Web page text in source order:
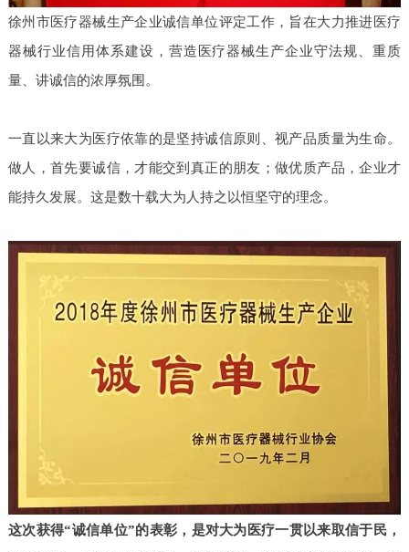
徐州市医疗器械生产企业诚信单位评定工作，旨在大力推进医疗
器械行业信用体系建设，营造医疗器械生产企业守法规、重质
量、讲诚信的浓厚氛围。
一直以来大为医疗依靠的是坚持诚信原则、视产品质量为生命。
做人，首先要诚信，才能交到真正的朋友；做优质产品，企业才
能持久发展。这是数十载大为人持之以恒坚守的理念。
这次获得“诚信单位”的表彰，是对大为医疗一贯以来取信于民，